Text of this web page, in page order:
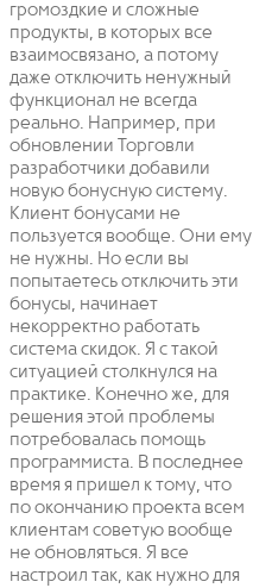
громоздкие и сложные
продукты, в которых все
взаимосвязано, а потому
даже отключить ненужный
функционал не всегда
реально. Например, при
обновлении Торговли
разработчики добавили
новую бонусную систему.
Клиент бонусами не
пользуется вообще. Они ему
не нужны. Но если вы
попытаетесь отключить эти
бонусы, начинает
некорректно работать
система скидок. Я с такой
ситуацией столкнулся на
практике. Конечно же, для
решения этой проблемы
потребовалась помощь
программиста. В последнее
время я пришел к тому, что
по окончанию проекта всем
клиентам советую вообще
не обновляться. Я все
настроил так, как нужно для